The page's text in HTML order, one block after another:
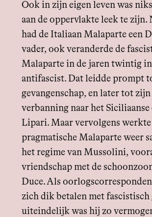
Ook in zijn eigen leven was
aan de oppervlakte leek te zijn.
had de Italiaan Malaparte een
vader, ook veranderde de
Malaparte in de jaren twintig in
antifascist. Dat leidde prompt
gevangenschap, en later tot zijn
verbanning naar het Siciliaanse
Lipari. Maar vervolgens werkte
pragmatische Malaparte weer
het regime van Mussolini,
vriendschap met de
Duce. Als
zich dik betalen met fascistisch
uiteindelijk was hij zo